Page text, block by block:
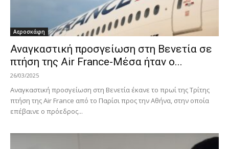
Αεροσκάφη
Αναγκαστική προσγείωση στη Βενετία σε
πτήση της Air France-Μέσα ήταν ο...
26/03/2025
Αναγκαστική προσγείωση στη Βενετία έκανε το πρωί της Τρίτης
πτήση της Air France από το Παρίσι προς την Αθήνα, στην οποία
επέβαινε ο πρόεδρος...